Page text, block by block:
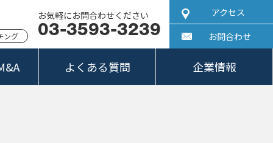
アクセス
お問合わせ
お気軽にお問合わせください
03-3593-3239
ング
よくある質問 企業情報